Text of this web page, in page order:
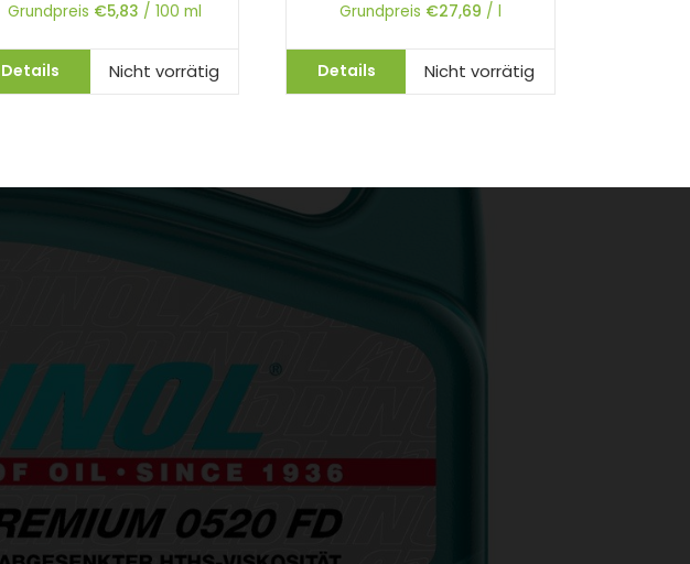
Grundpreis €5,83 / 100 ml
Details Nicht vorrätig
Grundpreis €27,69 / l
Details Nicht vorrätig